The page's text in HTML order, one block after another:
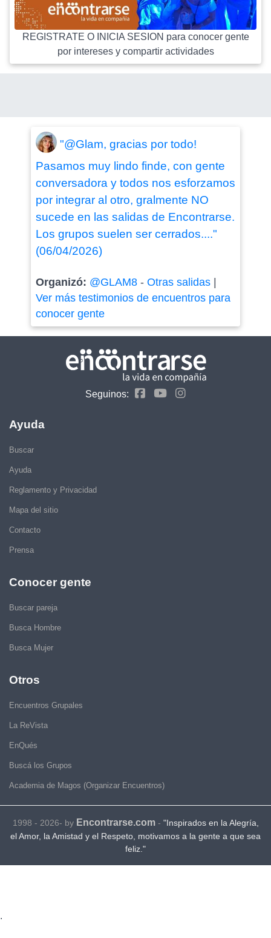
REGISTRATE O INICIA SESION para conocer gente
por intereses y compartir actividades
"@Glam, gracias por todo!
Pasamos muy lindo finde, con gente
conversadora y todos nos esforzamos
por integrar al otro, gralmente NO
sucede en las salidas de Encontrarse.
Los grupos suelen ser cerrados...."
(06/04/2026)
Organizó: @GLAM8- Otras salidas|
Ver más testimonios de encuentros para
conocer gente
Seguinos:
Ayuda
Buscar
Ayuda
Reglamento y Privacidad
Mapa del sitio
Contacto
Prensa
Conocer gente
Buscar pareja
Busca Hombre
Busca Mujer
Otros
Encuentros Grupales
La ReVista
EnQués
Buscá los Grupos
Academia de Magos (Organizar Encuentros)
1998 - 2026- by Encontrarse.com- "Inspirados en la Alegría,
el Amor, la Amistad y el Respeto, motivamos a la gente a que sea
feliz."
.